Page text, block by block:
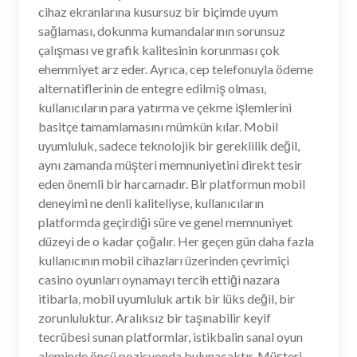
cihaz ekranlarına kusursuz bir biçimde uyum
sağlaması, dokunma kumandalarının sorunsuz
çalışması ve grafik kalitesinin korunması çok
ehemmiyet arz eder. Ayrıca, cep telefonuyla ödeme
alternatiflerinin de entegre edilmiş olması,
kullanıcıların para yatırma ve çekme işlemlerini
basitçe tamamlamasını mümkün kılar. Mobil
uyumluluk, sadece teknolojik bir gereklilik değil,
aynı zamanda müşteri memnuniyetini direkt tesir
eden önemli bir harcamadır. Bir platformun mobil
deneyimi ne denli kaliteliyse, kullanıcıların
platformda geçirdiği süre ve genel memnuniyet
düzeyi de o kadar çoğalır. Her geçen gün daha fazla
kullanıcının mobil cihazları üzerinden çevrimiçi
casino oyunları oynamayı tercih ettiği nazara
itibarla, mobil uyumluluk artık bir lüks değil, bir
zorunluluktur. Aralıksız bir taşınabilir keyif
tecrübesi sunan platformlar, istikbalin sanal oyun